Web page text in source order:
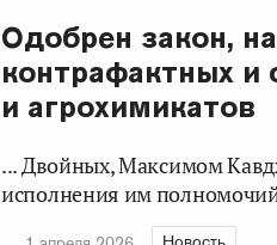
Одобрен закон,
контрафактных и
и агрохимикатов
... Двойных, Максимом
исполнения им